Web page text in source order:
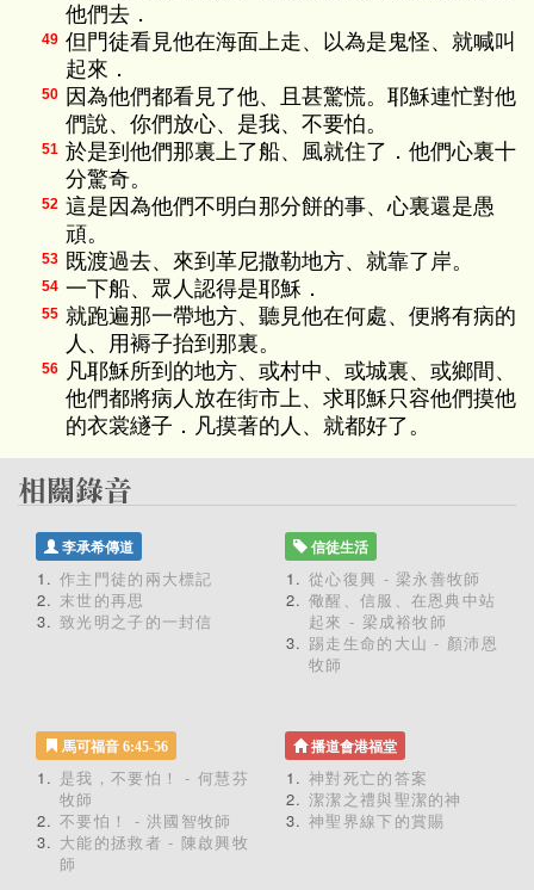
他們去．
49 但門徒看見他在海面上走、以為是鬼怪、就喊叫
起來．
50
因為他們都看見了他、且甚驚慌。耶穌連忙對他
們說、你們放心、是我、不要怕。
51 於是到他們那裏上了船、風就住了．他們心裏十
分驚奇。
52 這是因為他們不明白那分餅的事、心裏還是愚
頑。
53 既渡過去、來到革尼撒勒地方、就靠了岸。
54 一下船、眾人認得是耶穌．
55 就跑遍那一帶地方、聽見他在何處、便將有病的
人、用褥子抬到那裏。
56 凡耶穌所到的地方、或村中、或城裏、或鄉間、
他們都將病人放在街市上、求耶穌只容他們摸他
的衣裳繸子．凡摸著的人、就都好了。
李承希傳道
作主門徒的兩大標記
末世的再思
致光明之子的一封信
信徒生活
從心復興 - 梁永善牧師
儆醒、信服、在恩典中站
起來 - 梁成裕牧師
踢走生命的大山 - 顏沛恩
牧師
馬可福音 6:45-56
是我，不要怕！ - 何慧芬
牧師
不要怕！ - 洪國智牧師
大能的拯救者 - 陳啟興牧
師
播道會港福堂
神對死亡的答案
潔潔之禮與聖潔的神
神聖界線下的賞賜